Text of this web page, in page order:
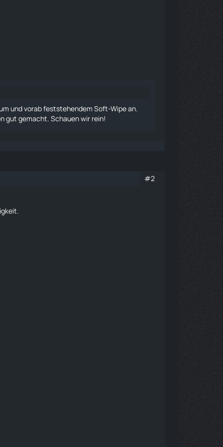
und vorab feststehendem Soft-Wipe an.
gut gemacht. Schauen wir rein!
#2